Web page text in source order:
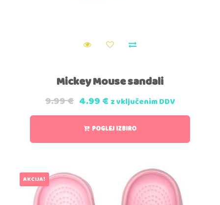
Mickey Mouse sandali
9.99€ 4.99€ z vključenim DDV
POGLEJ IZBIRO
AKCIJA!